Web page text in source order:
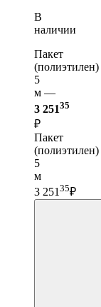
В
наличии
Пакет
(полиэтилен)
5
м —
3 25135
₽
Пакет
(полиэтилен)
5
м
3 251 35₽